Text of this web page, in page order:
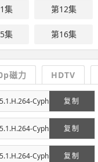
集 第12集
集 第16集
磁力 HDTV
复制
Cyph
复制
Cyph
复制
Cyph